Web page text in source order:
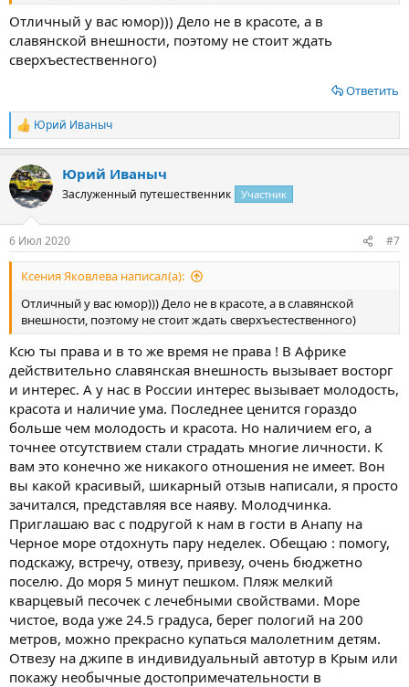
Отличный у вас юмор))) Дело не в красоте, а в
славянской внешности, поэтому не стоит ждать
сверхъестественного)
Ответить
Р
е
к
ц
и
Юрий Иваныч
Юрий Иваныч
Заслуженный путешественник Участник
6 Июл 2020 #7
Ксения Яковлева написал(а):
Отличный у вас юмор))) Дело не в красоте, а в славянской
внешности, поэтому не стоит ждать сверхъестественного)
Ксю ты права и в то же время не права ! В Африке
действительно славянская внешность вызывает восторг
и интерес. А у нас в России интерес вызывает молодость,
красота и наличие ума. Последнее ценится гораздо
больше чем молодость и красота. Но наличием его, а
точнее отсутствием стали страдать многие личности. К
вам это конечно же никакого отношения не имеет. Вон
вы какой красивый, шикарный отзыв написали, я просто
зачитался, представляя все наяву. Молодчинка.
Приглашаю вас с подругой к нам в гости в Анапу на
Черное море отдохнуть пару неделек. Обещаю : помогу,
подскажу, встречу, отвезу, привезу, очень бюджетно
поселю. До моря 5 минут пешком. Пляж мелкий
кварцевый песочек с лечебными свойствами. Море
чистое, вода уже 24.5 градуса, берег пологий на 200
метров, можно прекрасно купаться малолетним детям.
Отвезу на джипе в индивидуальный автотур в Крым или
покажу необычные достопримечательности в